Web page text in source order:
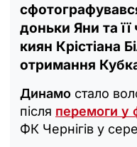
доньки Яни та її
киян Крістіана
отримання
Динамо стало
після перемоги у
ФК Чернігів у